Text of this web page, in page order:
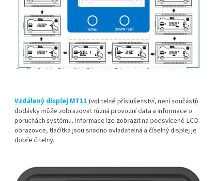
Vzdálený displej MT11(volitelné příslušenství, není součástí)
dodávky může zobrazovat různá provozní data a informace o
poruchách systému. Informace lze zobrazit na podsvícené LCD
obrazovce, tlačítka jsou snadno ovladatelná a číselný displej je
dobře čitelný.